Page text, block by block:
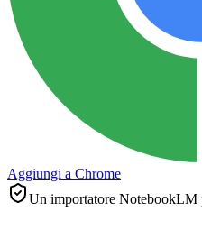
Aggiungi a Chrome
Un importatore NotebookLM